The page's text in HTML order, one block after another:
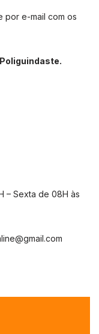
por e-mail com os
Poliguindaste.
– Sexta de 08H às